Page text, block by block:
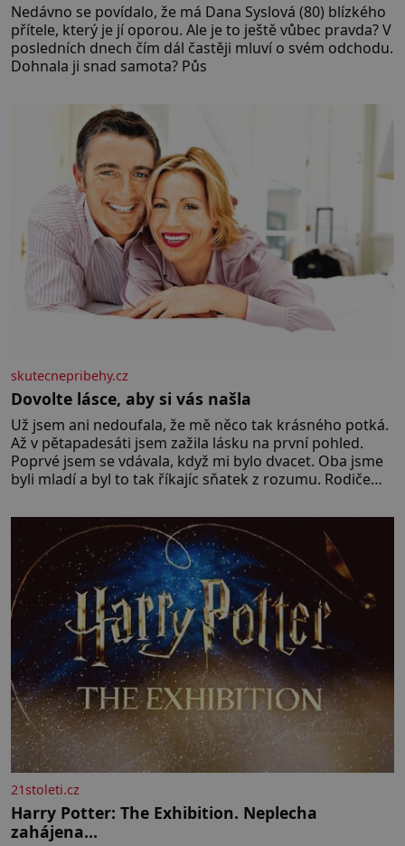
Nedávno se povídalo, že má Dana Syslová (80) blízkého
přítele, který je jí oporou. Ale je to ještě vůbec pravda? V
posledních dnech čím dál častěji mluví o svém odchodu.
Dohnala ji snad samota? Půs
skutecnepribehy.cz
Dovolte lásce, aby si vás našla
Už jsem ani nedoufala, že mě něco tak krásného potká.
Až v pětapadesáti jsem zažila lásku na první pohled.
Poprvé jsem se vdávala, když mi bylo dvacet. Oba jsme
byli mladí a byl to tak říkajíc sňatek z rozumu. Rodiče
muž. Manželství nám oběma moc nesvědčilo, brzy jsme
zjistili, že
21stoleti.cz
Harry Potter: The Exhibition. Neplecha
zahájena…